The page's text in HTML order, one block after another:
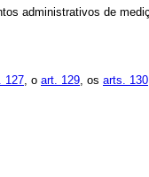
de
127, o art. 129, os arts. 130